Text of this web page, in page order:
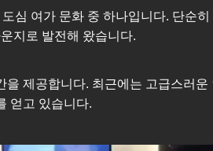
심 여가 문화 중 하나입니다. 단순
지로 발전해 왔습니다.
제공합니다. 최근에는 고급스러
얻고 있습니다.